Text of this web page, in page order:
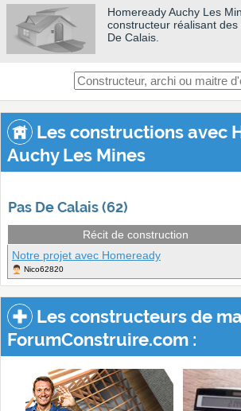
Homeready Auchy Les
constructeur réalisant
De Calais.
Les constructions avec
Auchy Les Mines
Pas De Calais (62)
Récit de construction
Notre projet avec Homeready
Nico62820
Les constructeurs de
ForumConstruire.com :